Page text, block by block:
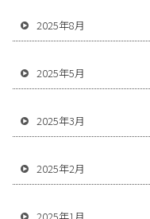
2025年8月
2025年5月
2025年3月
2025年2月